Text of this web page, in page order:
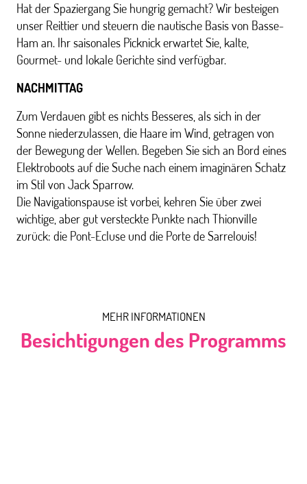
Hat der Spaziergang Sie hungrig gemacht? Wir besteigen
unser Reittier und steuern die nautische Basis von Basse-
Ham an. Ihr saisonales Picknick erwartet Sie, kalte,
Gourmet- und lokale Gerichte sind verfügbar.
NACHMITTAG
Zum Verdauen gibt es nichts Besseres, als sich in der
Sonne niederzulassen, die Haare im Wind, getragen von
der Bewegung der Wellen. Begeben Sie sich an Bord eines
Elektroboots auf die Suche nach einem imaginären Schatz
im Stil von Jack Sparrow.
Die Navigationspause ist vorbei, kehren Sie über zwei
wichtige, aber gut versteckte Punkte nach Thionville
zurück: die Pont-Ecluse und die Porte de Sarrelouis!
MEHR INFORMATIONEN
Besichtigungen des Programms